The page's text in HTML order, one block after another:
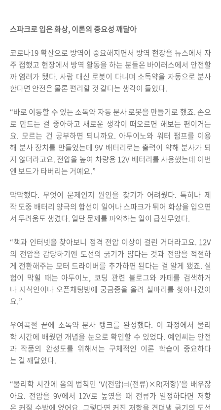
스파크로 입은 화상, 이론의 중요성 깨달아
코로나19 확산으로 방역이 중요해지면서 방역 현장을 뉴스에서 자
주 접했고 현장에서 방역 활동을 하는 분들은 바이러스에서 안전할
까 염려가 됐다. 사람 대신 로봇이 다니며 소독약을 자동으로 분사
한다면 안전은 물론 편리할 것 같다는 생각이 들었다.
“바로 이동할 수 있는 소독약 자동 분사 로봇을 만들기로 했죠. 손으
로 만드는 걸 좋아하고 새로운 생각이 떠오르면 해보는 편이거든
요. 모르는 건 공부하면 되니까요. 아두이노와 워터 펌프를 이용
해 분사 장치를 만들었는데 9V 배터리로는 출력이 약해 분사가 되
지 않더라고요. 전압을 높여 차량용 12V 배터리를 사용했는데 이번
엔 보드가 타버리는 거예요.”
막막했다. 무엇이 문제인지 원인을 찾기가 어려웠다. 특히나 제
작 도중 배터리 양극의 합선이 일어나 스파크가 튀어 화상을 입으면
서 두려움도 생겼다. 일단 문제를 파악하는 일이 급선무였다.
“책과 인터넷을 찾아보니 정격 전압 이상이 걸린 거더라고요. 12V
의 전압을 감당하기엔 도선의 굵기가 얇다는 것과 전압을 적절하
게 전환해주는 모터 드라이버를 추가하면 된다는 걸 알게 됐죠. 실
험이 막힐 때는 아두이노, 코딩 관련 블로그와 카페를 검색하거
나 지식인이나 오픈채팅방에 궁금증을 올려 실마리를 찾아나갔어
요.”
우여곡절 끝에 소독약 분사 탱크를 완성했다. 이 과정에서 물리
학 시간에 배웠던 개념을 눈으로 확인할 수 있었다. 예인씨는 안전
과 작품의 완성도를 위해서는 구체적인 이론 학습이 중요하다
는 걸 깨달았다.
“물리학 시간에 옴의 법칙인 ‘V(전압)=I(전류)×R(저항)’을 배우잖
아요. 전압을 9V에서 12V로 높였을 때 전류가 일정하다면 저항
은 커질 수밖에 없어요. 그렇다면 커진 저항을 견뎌낼 굵기의 도선